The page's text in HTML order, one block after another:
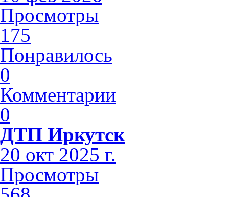
Просмотры
175
Понравилось
0
Комментарии
0
ДТП Иркутск
20 окт 2025 г.
Просмотры